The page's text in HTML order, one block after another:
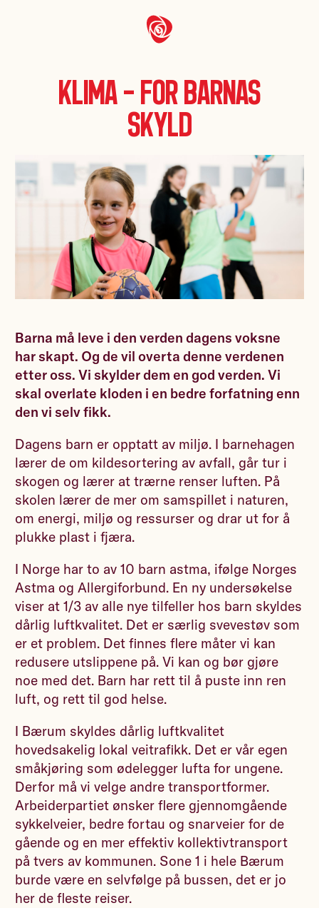
Klima – for barnas
skyld
Barna må leve i den verden dagens voksne
har skapt. Og de vil overta denne verdenen
etter oss. Vi skylder dem en god verden. Vi
skal overlate kloden i en bedre forfatning enn
den vi selv fikk.
Dagens barn er opptatt av miljø. I barnehagen
lærer de om kildesortering av avfall, går tur i
skogen og lærer at trærne renser luften. På
skolen lærer de mer om samspillet i naturen,
om energi, miljø og ressurser og drar ut for å
plukke plast i fjæra.
I Norge har to av 10 barn astma, ifølge Norges
Astma og Allergiforbund. En ny undersøkelse
viser at 1/3 av alle nye tilfeller hos barn skyldes
dårlig luftkvalitet. Det er særlig svevestøv som
er et problem. Det finnes flere måter vi kan
redusere utslippene på. Vi kan og bør gjøre
noe med det. Barn har rett til å puste inn ren
luft, og rett til god helse.
I Bærum skyldes dårlig luftkvalitet
hovedsakelig lokal veitrafikk. Det er vår egen
småkjøring som ødelegger lufta for ungene.
Derfor må vi velge andre transportformer.
Arbeiderpartiet ønsker flere gjennomgående
sykkelveier, bedre fortau og snarveier for de
gående og en mer effektiv kollektivtransport
på tvers av kommunen. Sone 1 i hele Bærum
burde være en selvfølge på bussen, det er jo
her de fleste reiser.